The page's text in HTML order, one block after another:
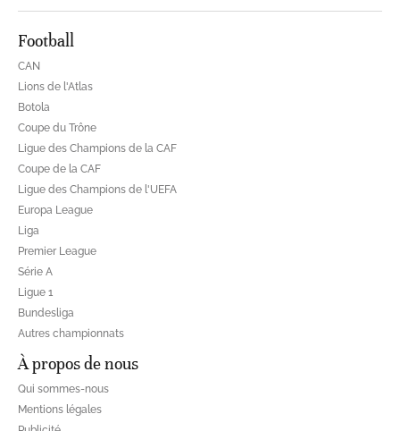
Football
CAN
Lions de l'Atlas
Botola
Coupe du Trône
Ligue des Champions de la CAF
Coupe de la CAF
Ligue des Champions de l'UEFA
Europa League
Liga
Premier League
Série A
Ligue 1
Bundesliga
Autres championnats
À propos de nous
Qui sommes-nous
Mentions légales